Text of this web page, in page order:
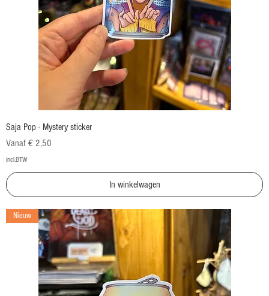
Saja Pop - Mystery sticker
Vanaf € 2,50
Verkoopprijs
incl.BTW
In winkelwagen
Nieuw